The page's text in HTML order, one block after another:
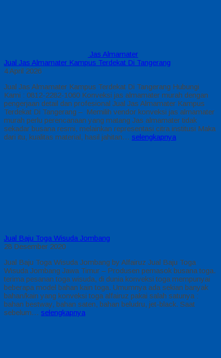
Jas Almamater
Jual Jas Almamater Kampus Terdekat Di Tangerang
4 April 2026
Jual Jas Almamater Kampus Terdekat Di Tangerang Hubungi
Kami : 0812-2282-1060 Konveksi jas almamater murah dengan
pengerjaan detail dan profesional Jual Jas Almamater Kampus
Terdekat Di Tangerang – Memilih vendor konveksi jas almamater
murah perlu perencanaan yang matang Jas almamater tidak
sekadar busana resmi, melainkan representasi citra institusi Maka
dari itu, kualitas material, hasil jahitan… selengkapnya
Jual Baju Toga Wisuda Jombang
28 Desember 2020
Jual Baju Toga Wisuda Jombang by Alfairuz Jual Baju Toga
Wisuda Jombang Jawa Timur – Produsen pemasok busana toga.
terima pesanan toga wisuda, di dunia konveksi toga mempunyai
beberapa model bahan kain toga. Umumnya ada sekian banyak
bahan/kain yang konveksi toga alfairuz pakai salah satunya :
bahan bestway, bahan saten, bahan beludru, jet-black. Saat
sebelum… selengkapnya